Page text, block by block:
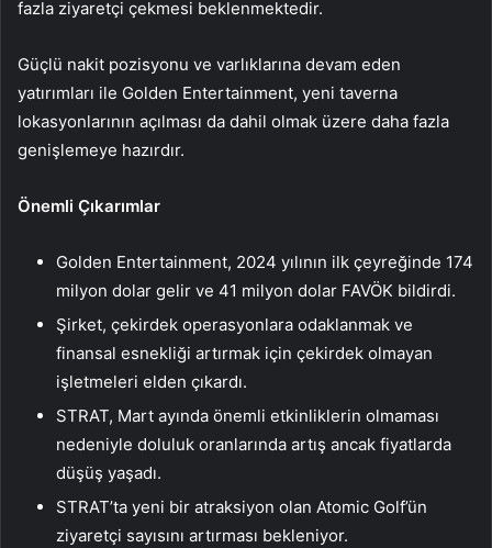
fazla ziyaretçi çekmesi beklenmektedir.
Güçlü nakit pozisyonu ve varlıklarına devam eden
yatırımları ile Golden Entertainment, yeni taverna
lokasyonlarının açılması da dahil olmak üzere daha fazla
genişlemeye hazırdır.
Önemli Çıkarımlar
Golden Entertainment, 2024 yılının ilk çeyreğinde 174
milyon dolar gelir ve 41 milyon dolar FAVÖK bildirdi.
Şirket, çekirdek operasyonlara odaklanmak ve
finansal esnekliği artırmak için çekirdek olmayan
işletmeleri elden çıkardı.
STRAT, Mart ayında önemli etkinliklerin olmaması
nedeniyle doluluk oranlarında artış ancak fiyatlarda
düşüş yaşadı.
STRAT’ta yeni bir atraksiyon olan Atomic Golf’ün
ziyaretçi sayısını artırması bekleniyor.